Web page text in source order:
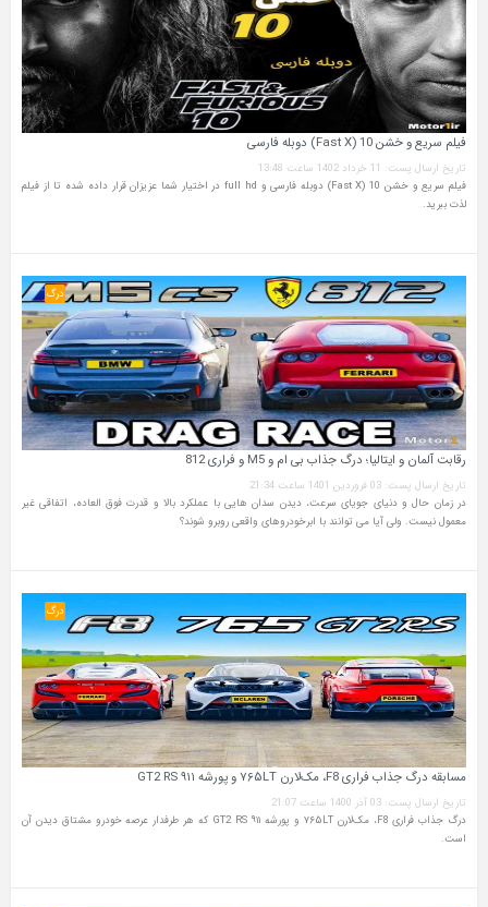
فیلم سریع و خشن 10 (Fast X) دوبله فارسی
تاریخ ارسال پست: 11 خرداد 1402 ساعت 13:48
فیلم سریع و خشن 10 (Fast X) دوبله فارسی و full hd در اختیار شما عزیزان قرار داده شده تا از فیلم
لذت ببرید.
درگ
رقابت آلمان و ایتالیا؛ درگ جذاب بی ام و M5 و فراری 812
تاریخ ارسال پست: 03 فروردین 1401 ساعت 21:34
در زمان حال و دنیای جویای سرعت، دیدن سدان هایی با عملکرد بالا و قدرت فوق العاده، اتفاقی غیر
معمول نیست. ولی آیا می توانند با ابرخودروهای واقعی روبرو شوند؟
درگ
مسابقه درگ جذاب فراری F8، مک‌لارن ۷۶۵LT و پورشه ۹۱۱ GT2 RS
تاریخ ارسال پست: 03 آذر 1400 ساعت 21:07
درگ جذاب فراری F8، مک‌لارن ۷۶۵LT و پورشه ۹۱۱ GT2 RS که هر طرفدار عرصه خودرو مشتاق دیدن آن
است.